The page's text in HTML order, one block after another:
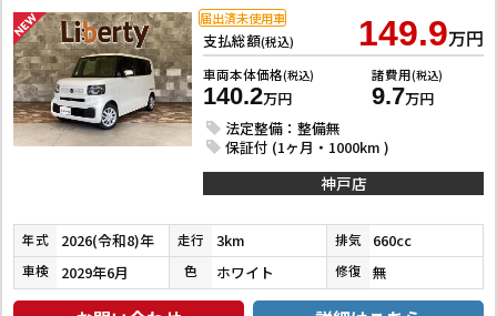
支払総額(税込) 149.9万円
車両本体価格(税込)
140.2万円
諸費用(税込)
9.7万円
法定整備：整備無
保証付 (1ヶ月・1000km )
届出済未使用車
神戸店
年式 2026(令和8)年 走行 3km 排気 660cc
車検 2029年6月 色 ホワイト 修復 無